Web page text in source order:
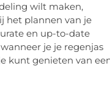
wilt maken,
het plannen van je
en up-to-date
je je regenjas
kunt genieten van